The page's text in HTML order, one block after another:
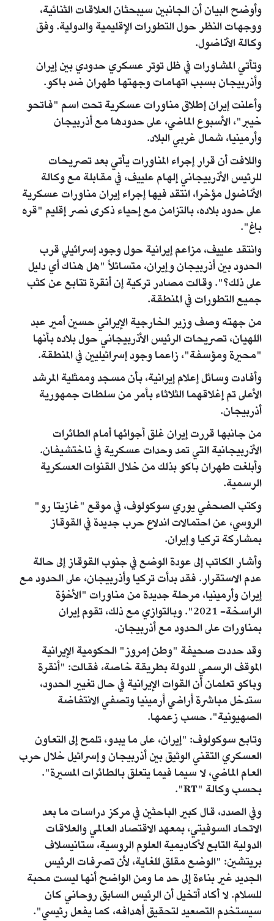
وأوضح البيان أن الجانبين سيبحثان العلاقات الثنائية،
ووجهات النظر حول التطورات الإقليمية والدولية. وفق
وكالة الأناضول.
وتأتي المشاورات في ظل توتر عسكري حدودي بين إيران
وأذربيجان بسبب اتهامات وجهتها طهران ضد باكو.
وأعلنت إيران إطلاق مناورات عسكرية تحت اسم "فاتحو
خيبر"، الأسبوع الماضي، على حدودها مع أذربيجان
وأرمينيا، شمال غربي البلاد.
واللافت أن قرار إجراء المناورات يأتي بعد تصريحات
للرئيس الأذربيجاني إلهام علييف، في مقابلة مع وكالة
الأناضول مؤخرا، انتقد فيها إجراء إيران مناورات عسكرية
على حدود بلاده، بالتزامن مع إحياء ذكرى نصر إقليم "قره
باغ".
وانتقد علييف، مزاعم إيرانية حول وجود إسرائيلي قرب
الحدود بين أذربيجان وإيران، متسائلاً "هل هناك أي دليل
على ذلك؟". وقالت مصادر تركية إن أنقرة تتابع عن كثب
جميع التطورات في المنطقة.
من جهته وصف وزير الخارجية الإيراني حسين أمير عبد
اللهيان، تصريحات الرئيس الأذربيجاني حول بلاده بأنها
"محيرة ومؤسفة"، زاعما وجود إسرائيليين في المنطقة.
وأفادت وسائل إعلام إيرانية، بأن مسجد وممثلية المرشد
الأعلى تم إغلاقهما الثلاثاء بأمر من سلطات جمهورية
أذربيجان.
من جانبها قررت إيران غلق أجوائها أمام الطائرات
الأذربيجانية التي تمد وحدات عسكرية في ناختشيفان.
وأبلغت طهران باكو بذلك من خلال القنوات العسكرية
الرسمية.
وكتب الصحفي يوري سوكولوف، في موقع "غازيتا رو"
الروسي، عن احتمالات اندلاع حرب جديدة في القوقاز
بمشاركة تركيا وإيران.
وأشار الكاتب إلى عودة الوضع في جنوب القوقاز إلى حالة
عدم الاستقرار. فقد بدأت تركيا وأذربيجان، على الحدود مع
إيران وأرمينيا، مرحلة جديدة من مناورات "الأخوّة
الراسخة- 2021". وبالتوازي مع ذلك، تقوم إيران
بمناورات على الحدود مع أذربيجان.
وقد حددت صحيفة "وطن إمروز" الحكومية الإيرانية
الموقف الرسمي للدولة بطريقة خاصة، فقالت: "أنقرة
وباكو تعلمان أن القوات الإيرانية في حال تغيير الحدود،
ستدخل مباشرة أراضي أرمينيا وتصفي الانتفاضة
الصهيونية". حسب زعمها.
وتابع سوكولوف: "إيران، على ما يبدو، تلمح إلى التعاون
العسكري التقني الوثيق بين أذربيجان وإسرائيل خلال حرب
العام الماضي، لا سيما فيما يتعلق بالطائرات المسيرة".
بحسب وكالة "RT".
وفي الصدد، قال كبير الباحثين في مركز دراسات ما بعد
الاتحاد السوفيتي، بمعهد الاقتصاد العالمي والعلاقات
الدولية التابع لأكاديمية العلوم الروسية، ستانيسلاف
بريتشين: "الوضع مقلق للغاية، لأن تصرفات الرئيس
الجديد غير بناءة إلى حد ما ومن الواضح أنها ليست محبة
للسلام. لا أكاد أتخيل أن الرئيس السابق روحاني كان
سيستخدم التصعيد لتحقيق أهدافه، كما يفعل رئيسي".